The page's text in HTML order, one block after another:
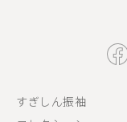
すぎしん振袖